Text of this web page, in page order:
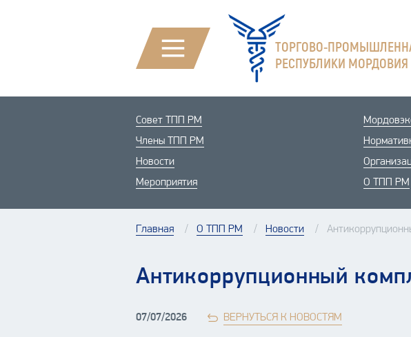
ТОРГОВО-
РЕСПУБЛИКИ МОРДОВИЯ
Совет ТПП РМ
Члены ТПП РМ
Новости
Мероприятия
О ТПП РМ
Главная О ТПП РМ Новости
Антикоррупционный
07/07/2026 ВЕРНУТЬСЯ К НОВОСТЯМ